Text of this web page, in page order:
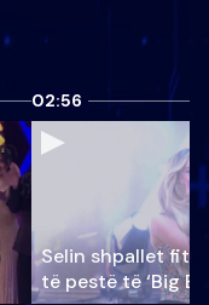
02:56
Selin shpallet
të pestë të ‘Big